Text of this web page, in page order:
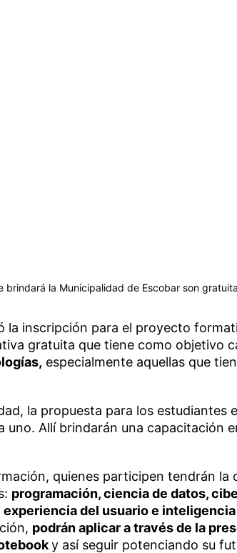
brindará la Municipalidad de Escobar son
la inscripción para el proyecto
gratuita que tiene como objetivo
especialmente aquellas que
la propuesta para los estudiantes
uno. Allí brindarán una capacitación
quienes participen tendrán la
programación, ciencia de datos,
del usuario e
podrán aplicar a través de la
y así seguir potenciando su